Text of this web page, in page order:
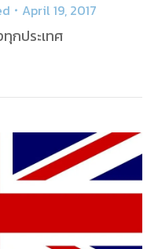
April 19, 2017
กประเทศ